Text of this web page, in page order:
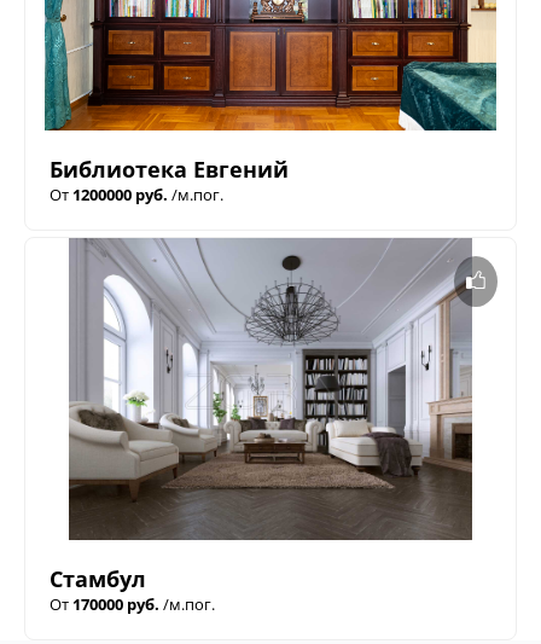
Библиотека Евгений
От 1200000 руб. /м.пог.
Стамбул
От 170000 руб. /м.пог.